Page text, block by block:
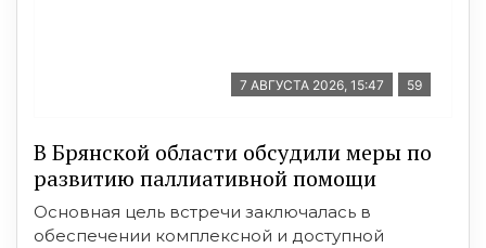
7 АВГУСТА 2026, 15:47 59
В Брянской области обсудили меры по
развитию паллиативной помощи
Основная цель встречи заключалась в
обеспечении комплексной и доступной